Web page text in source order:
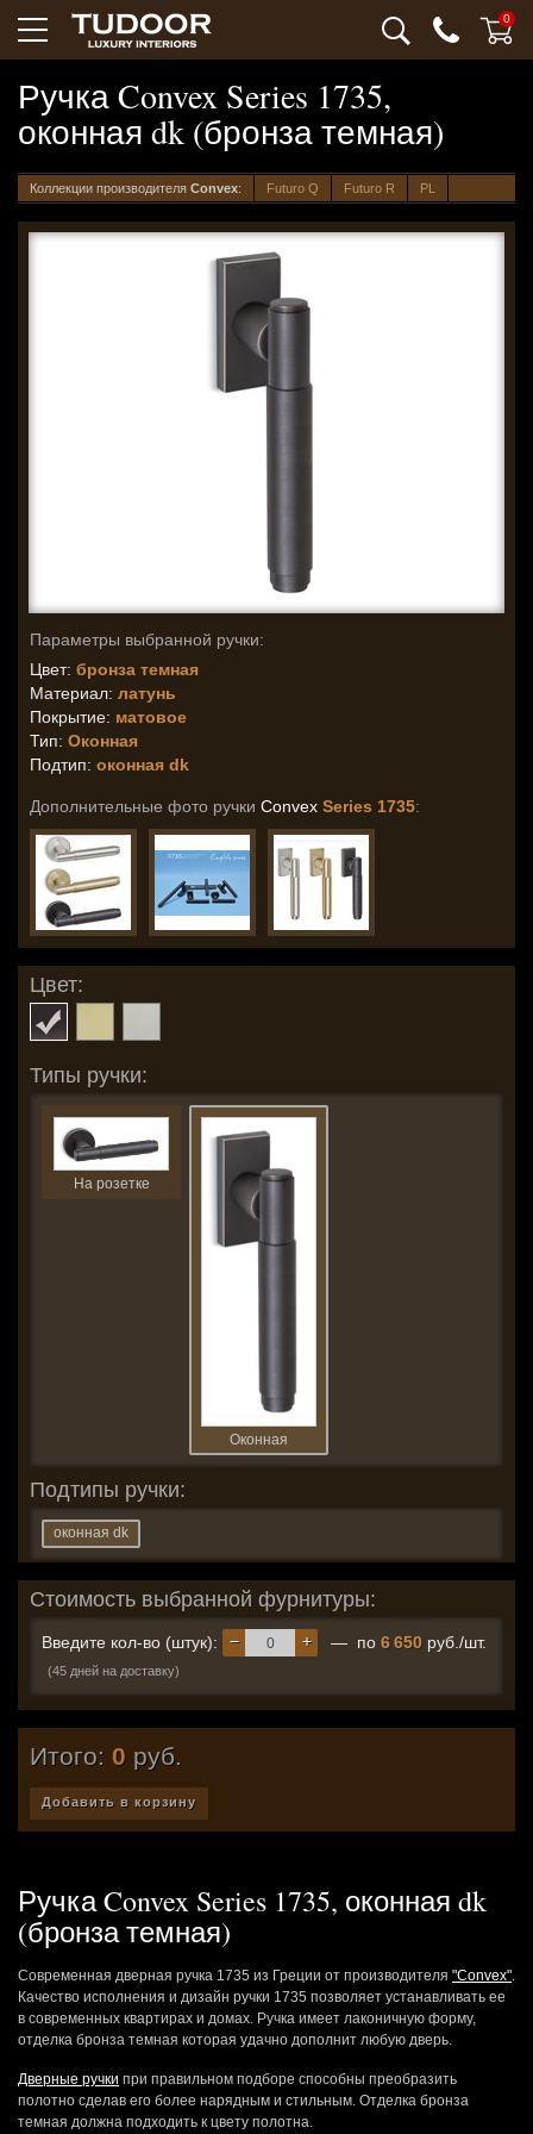
0
Ручка Convex Series 1735,
оконная dk (бронза темная)
Коллекции производителя Convex: Futuro Q Futuro R PL
Параметры выбранной ручки:
Цвет: бронза темная
Материал: латунь
Покрытие: матовое
Тип: Оконная
Подтип: оконная dk
Дополнительные фото ручки Convex Series 1735:
Цвет:
Типы ручки:
На розетке
Оконная
Подтипы ручки:
оконная dk
Стоимость выбранной фурнитуры:
Введите кол-во (штук): +
− — по 6 650 руб./шт.
(45 дней на доставку)
Итого: 0 руб.
Добавить в корзину
Ручка Convex Series 1735, оконная dk
(бронза темная)
Современная дверная ручка 1735 из Греции от производителя "Convex".
Качество исполнения и дизайн ручки 1735 позволяет устанавливать ее
в современных квартирах и домах. Ручка имеет лаконичную форму,
отделка бронза темная которая удачно дополнит любую дверь.
Дверные ручки при правильном подборе способны преобразить
полотно сделав его более нарядным и стильным. Отделка бронза
темная должна подходить к цвету полотна.